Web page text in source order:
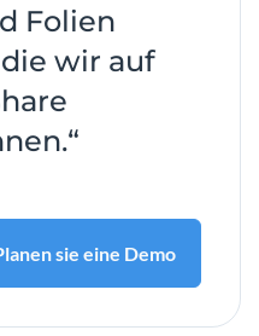
Folien
wir auf
sie eine Demo